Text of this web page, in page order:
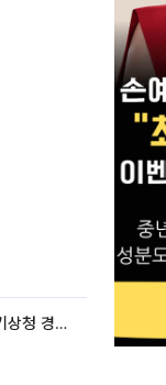
태풍 '돌핀' 오키나와 접근…일본기상청 경로 업데이트